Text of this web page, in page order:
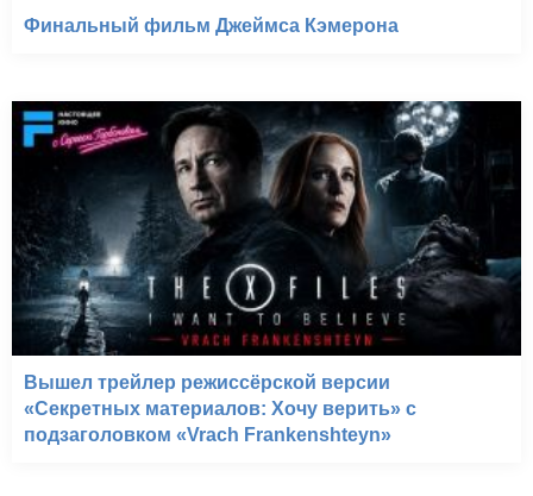
Финальный фильм Джеймса Кэмерона
Вышел трейлер режиссёрской версии
«Секретных материалов: Хочу верить» с
подзаголовком «Vrach Frankenshteyn»